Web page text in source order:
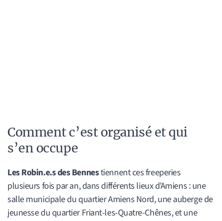
Comment c’est organisé et qui
s’en occupe
Les Robin.e.s des Bennestiennent ces freeperies
plusieurs fois par an, dans différents lieux d’Amiens : une
salle municipale du quartier Amiens Nord, une auberge de
jeunesse du quartier Friant-les-Quatre-Chênes, et une